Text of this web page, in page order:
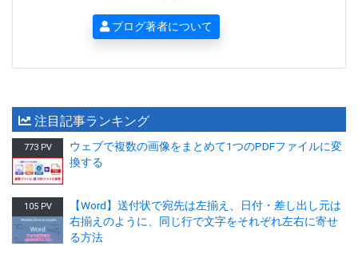
ブログ著者について
注目記事ランキング
773 PV
ウェブで複数の画像をまとめて1つのPDFファイルに変
換する
105 PV
【Word】送付状で宛先は左揃え、日付・差し出し元は
右揃えのように、同じ行で文字をそれぞれ左右に寄せ
る方法